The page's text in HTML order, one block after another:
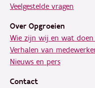
Veelgestelde vragen
Over Opgroeien
Wie zijn wij en wat
Verhalen van
Nieuws en pers
Contact